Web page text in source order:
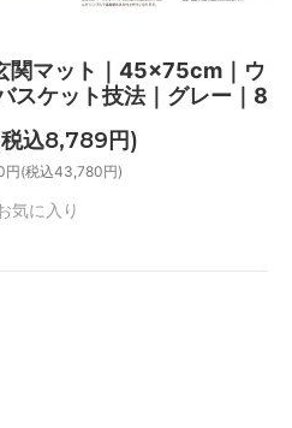
関マット｜45×75cm｜ウ
スケット技法｜グレー｜8
込8,789円)
円(税込43,780円)
気に入り